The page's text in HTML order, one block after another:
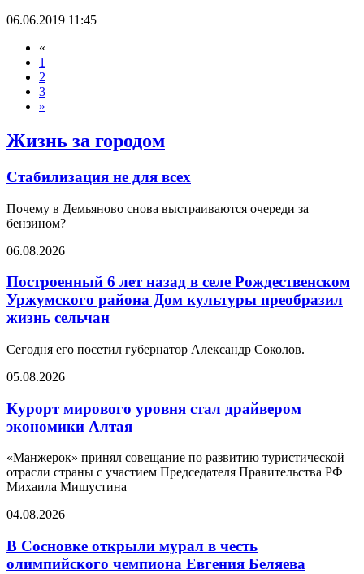
06.06.2019 11:45
«
1
2
3
»
Жизнь за городом
Стабилизация не для всех
Почему в Демьяново снова выстраиваются очереди за
бензином?
06.08.2026
Построенный 6 лет назад в селе Рождественском
Уржумского района Дом культуры преобразил
жизнь сельчан
Сегодня его посетил губернатор Александр Соколов.
05.08.2026
Курорт мирового уровня стал драйвером
экономики Алтая
«Манжерок» принял совещание по развитию туристической
отрасли страны с участием Председателя Правительства РФ
Михаила Мишустина
04.08.2026
В Сосновке открыли мурал в честь
олимпийского чемпиона Евгения Беляева